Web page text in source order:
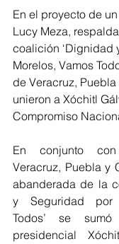
En el proyecto de
Lucy Meza,
coalición ‘Dignidad
Morelos, Vamos
de Veracruz,
unieron a Xóchitl
Compromiso
En conjunto
Veracruz, Puebla y
abanderada de la
y Seguridad por
Todos’ se
presidencial